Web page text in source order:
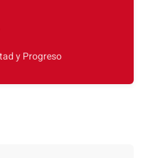
y Progreso